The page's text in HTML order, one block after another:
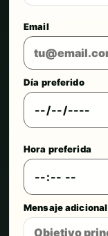
Email
Día preferido
Hora preferida
Mensaje adicional